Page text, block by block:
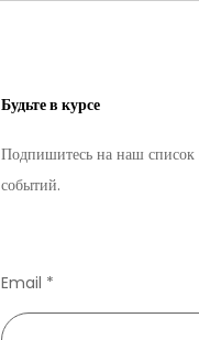
Будьте в курсе
Подпишитесь на наш список
событий.
Email